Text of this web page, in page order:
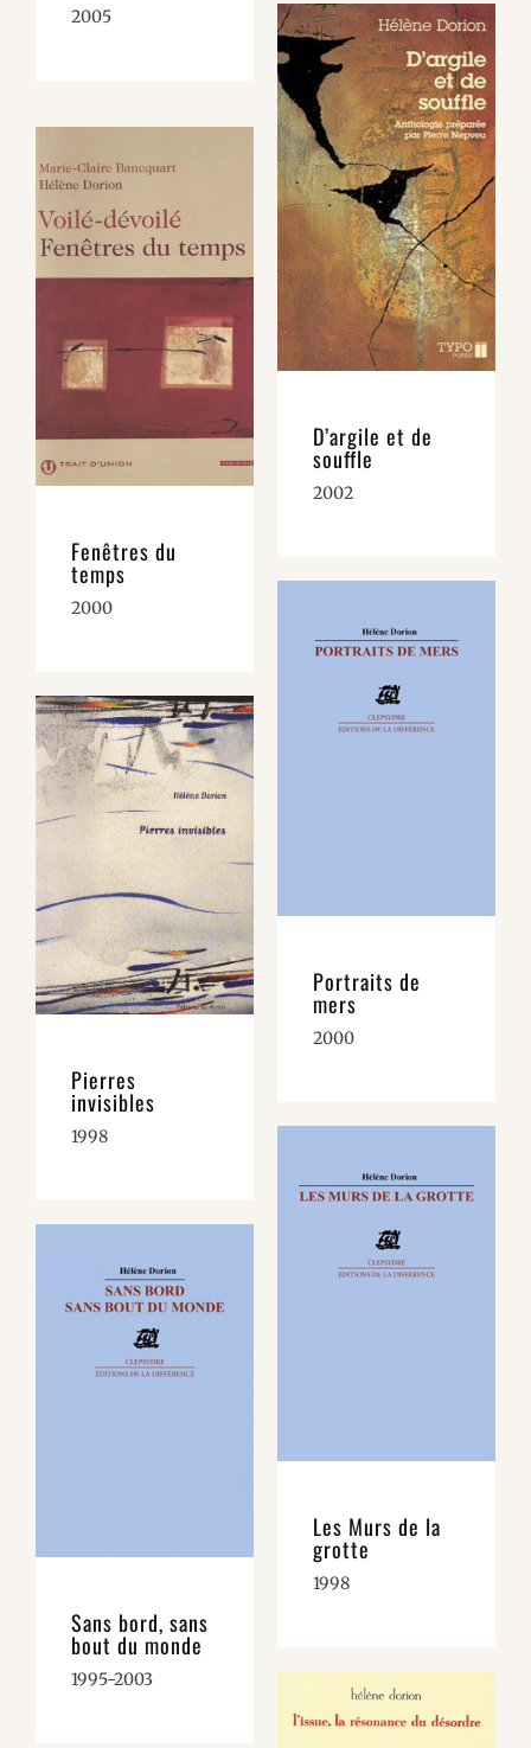
2005
D’argile et de
souffle
2002
Fenêtres du
temps
2000
Portraits de
mers
2000
Pierres
invisibles
1998
Les Murs de la
grotte
1998
Sans bord, sans
bout du monde
1995-2003